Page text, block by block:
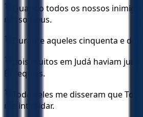
16
Quando todos os nossos
nosso Deus.
17 Durante aqueles cinquenta e
18
pois muitos em Judá haviam
Berequias.
19
Todos eles me disseram que
me intimidar.